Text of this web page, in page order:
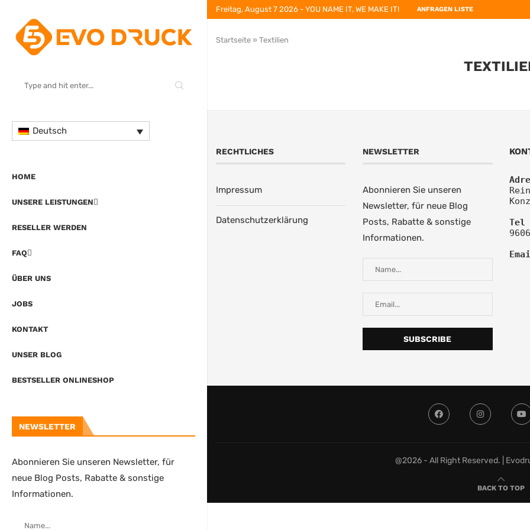
Deutsch
HOME
UNSERE LEISTUNGEN
RESELLER WERDEN
FAQ
ÜBER UNS
JOBS
KONTAKT
UNSER BLOG
BESTSELLER ONLINESHOP
NEWSLETTER
Abonnieren Sie unseren Newsletter, für
neue Blog Posts, Rabatte & sonstige
Informationen.
Freitag, August 7 2026 - YOU NAME IT, WE MAKE IT! ANFRAGEN LISTE
Startseite » Textilien
RECHTLICHES
Impressum
Datenschutzerklärung
NEWSLETTER
Abonnieren Sie unseren
Newsletter, für neue Blog
Posts, Rabatte & sonstige
Informationen.
Tel
@2026 - All Right Reserved. |
BACK TO TOP